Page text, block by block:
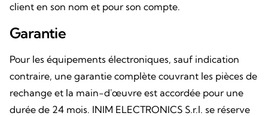
client en son nom et pour son compte.
Garantie
Pour les équipements électroniques, sauf indication
contraire, une garantie complète couvrant les pièces de
rechange et la main-d'œuvre est accordée pour une
durée de 24 mois. INIM ELECTRONICS S.r.l. se réserve